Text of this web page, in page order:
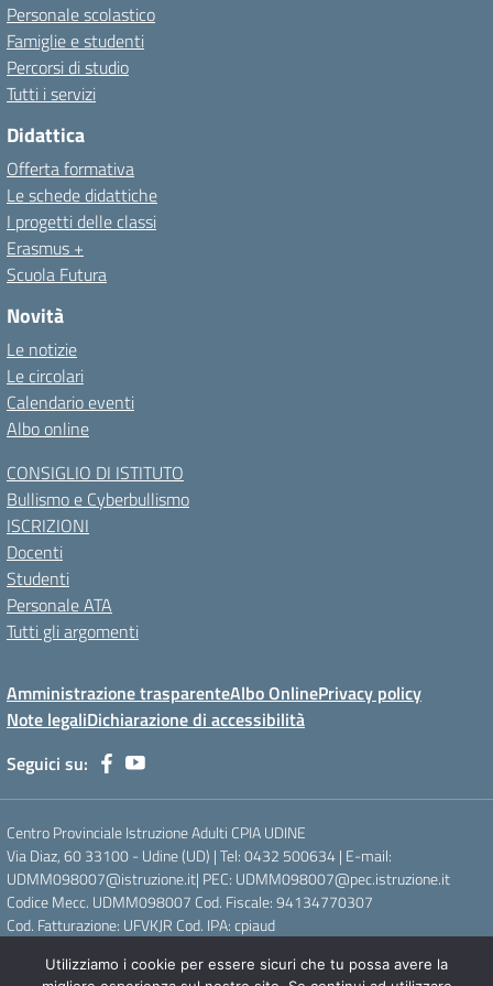
Personale scolastico
Famiglie e studenti
Percorsi di studio
Tutti i servizi
Didattica
Offerta formativa
Le schede didattiche
I progetti delle classi
Erasmus +
Scuola Futura
Novità
Le notizie
Le circolari
Calendario eventi
Albo online
CONSIGLIO DI ISTITUTO
Bullismo e Cyberbullismo
ISCRIZIONI
Docenti
Studenti
Personale ATA
Tutti gli argomenti
Amministrazione trasparenteAlbo OnlinePrivacy policy
Note legaliDichiarazione di accessibilità
Seguici su:
Centro Provinciale Istruzione Adulti CPIA UDINE
Via Diaz, 60 33100 - Udine (UD) | Tel: 0432 500634 | E-mail:
UDMM098007@istruzione.it| PEC: UDMM098007@pec.istruzione.it
Codice Mecc. UDMM098007 Cod. Fiscale: 94134770307
Cod. Fatturazione: UFVKJR Cod. IPA: cpiaud
Utilizziamo i cookie per essere sicuri che tu possa avere la